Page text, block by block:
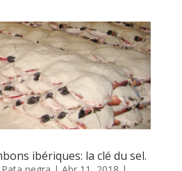
ibériques: la clé du sel.